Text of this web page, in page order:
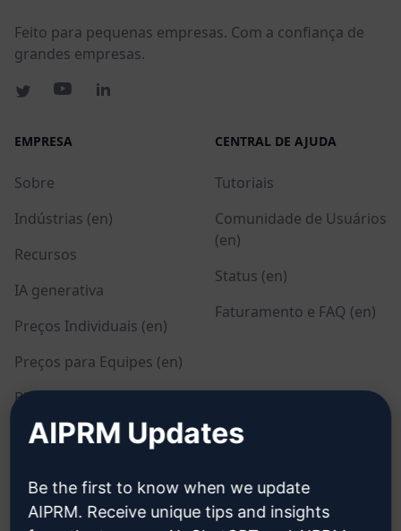
Feito para pequenas empresas. Com a confiança de
grandes empresas.
EMPRESA
Sobre
Indústrias (en)
Recursos
IA generativa
Preços Individuais (en)
Preços para Equipes (en)
Blog (en)
CENTRAL DE AJUDA
Tutoriais
Comunidade de Usuários
(en)
Status (en)
Faturamento e FAQ (en)
Política de Privacidade
(en)
Como Instalar
AIPRM Updates
Be the first to know when we update
AIPRM. Receive unique tips and insights